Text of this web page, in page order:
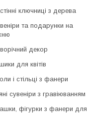
ключниці з дерева
та подарунки на
декор
для квітів
і стільці з фанери
сувеніри з гравіюванням
фігурки з фанери для